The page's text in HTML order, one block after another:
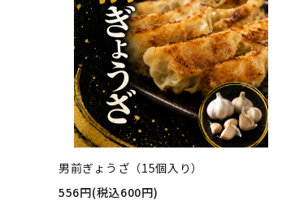
男前ぎょうざ（15個入り）
556円(税込600円)